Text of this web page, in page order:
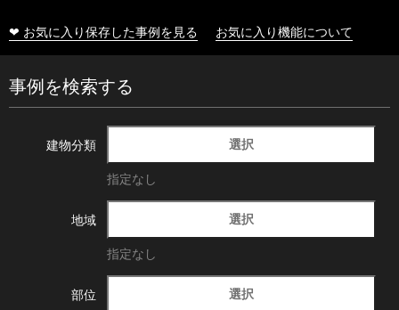
❤ お気に入り保存した事例を見る お気に入り機能について
事例を検索する
建物分類 選択
指定なし
地域 選択
指定なし
部位 選択